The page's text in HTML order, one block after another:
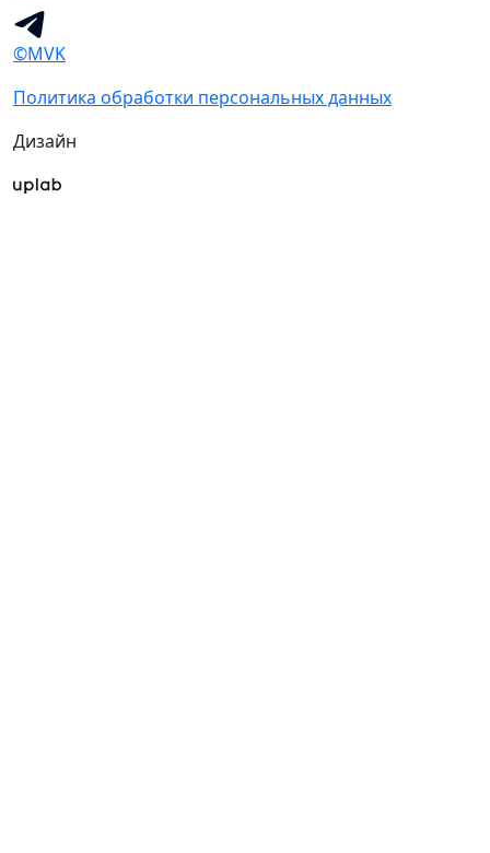
©MVK
Политика обработки персональных данных
Дизайн